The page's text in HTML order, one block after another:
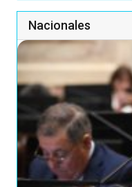
Nacionales